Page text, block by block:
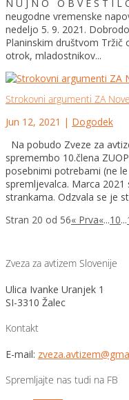
N U J N O O B V E S T I L
neugodne vremenske
nedeljo 5. 9. 2021.
Planinskim društvom Tržič
otrok, mladostnikov...
Strokovni argumenti ZA
Jun 12, 2021 | Dogodek
Na pobudo Zveze za
spremembo 10.člena
posebnimi potrebami (ne
spremljevalca. Marca
strankama. Odzvala se je
Stran 20 od 56« Prva«...10...
Zveza za avtizem Slovenije
Ulica Ivanke Uranjek 1
SI-3310 Žalec
Kontakt
E-mail:
Spremljajte nas tudi na FB